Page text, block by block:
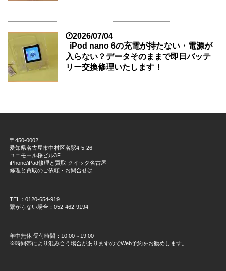
2026/07/04
iPod nano 6の充電が持たない・電源が
入らない？データそのままで即日バッテ
リー交換修理いたします！
〒450-0002
愛知県名古屋市中村区名駅4-5-26
ユニモール桜ビル3F
iPhone/iPad修理と買取 クイック名古屋
修理と買取のご依頼・お問合せは
TEL：0120-654-919
繋がらない場合：052-462-9194
年中無休 受付時間：10:00～19:00
※時間帯により混み合う場合がありますのでWeb予約をお勧めします。